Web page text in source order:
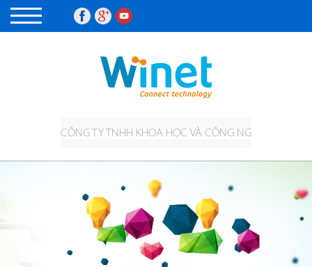
CÔNG TY TNHH KHOA HỌC VÀ CÔNG NGHỆ JIANGSU